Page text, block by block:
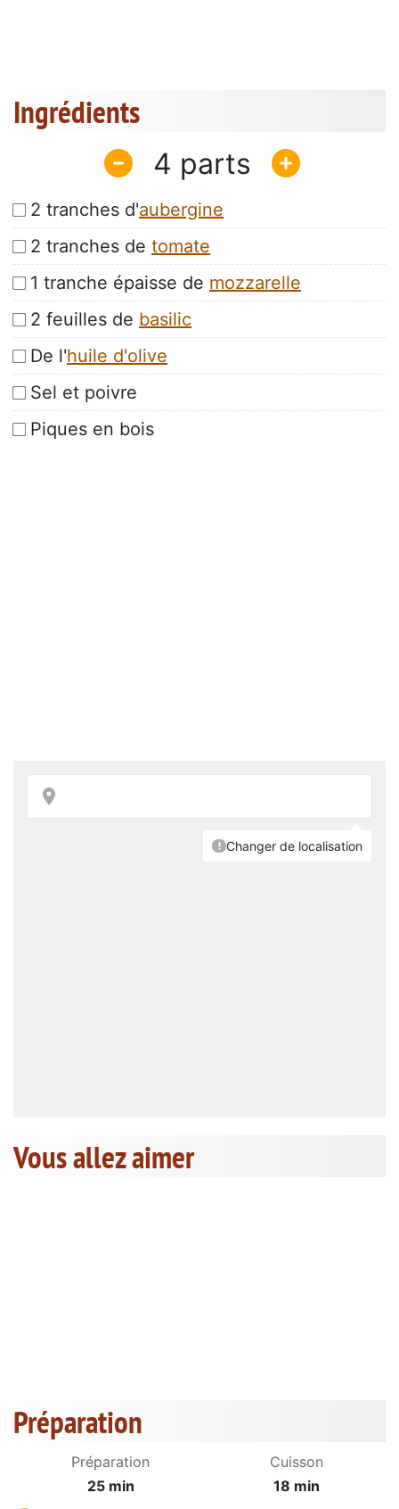
Ingrédients
4
2 tranches d'aubergine
2 tranches de tomate
1 tranche épaisse de mozzarelle
2 feuilles de basilic
De l'huile d'olive
Sel et poivre
Piques en bois
Vous allez aimer
Préparation
Préparation
25 min
Cuisson
18 min